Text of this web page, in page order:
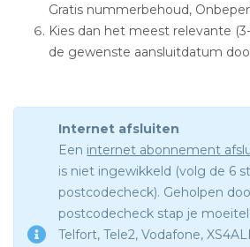
Gratis nummerbehoud,
Kies dan het meest relevante
de gewenste aansluitdatum
Internet afsluiten
Een internet abonnement
is niet ingewikkeld (volg de 6
postcodecheck). Geholpen
postcodecheck stap je
Telfort, Tele2, Vodafone,